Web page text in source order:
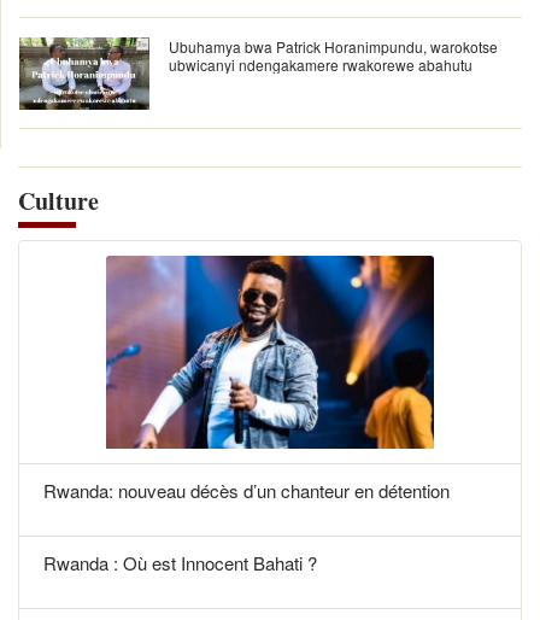
Ubuhamya bwa Patrick Horanimpundu, warokotse
ubwicanyi ndengakamere rwakorewe abahutu
Culture
Rwanda: nouveau décès d’un chanteur en détention
Rwanda : Où est Innocent Bahati ?